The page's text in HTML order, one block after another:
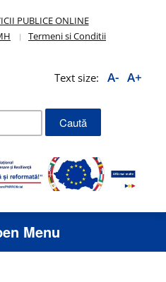
PUBLICE ONLINE
Termeni si Conditii
Text size: A- A+
Menu